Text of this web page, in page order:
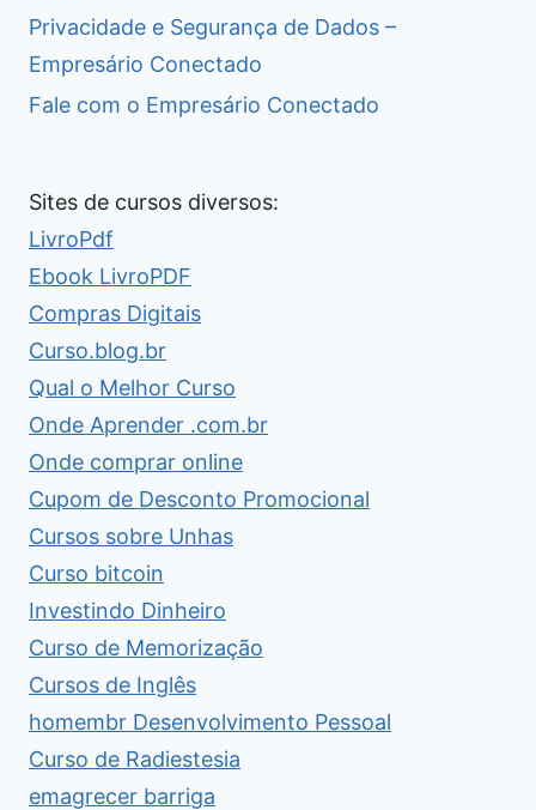
Privacidade e Segurança de Dados –
Empresário Conectado
Fale com o Empresário Conectado
Sites de cursos diversos:
LivroPdf
Ebook LivroPDF
Compras Digitais
Curso.blog.br
Qual o Melhor Curso
Onde Aprender .com.br
Onde comprar online
Cupom de Desconto Promocional
Cursos sobre Unhas
Curso bitcoin
Investindo Dinheiro
Curso de Memorização
Cursos de Inglês
homembr Desenvolvimento Pessoal
Curso de Radiestesia
emagrecer barriga